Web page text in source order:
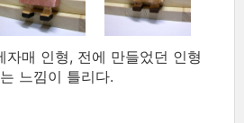
자매 인형, 전에 만들었던 인형
느낌이 틀리다.